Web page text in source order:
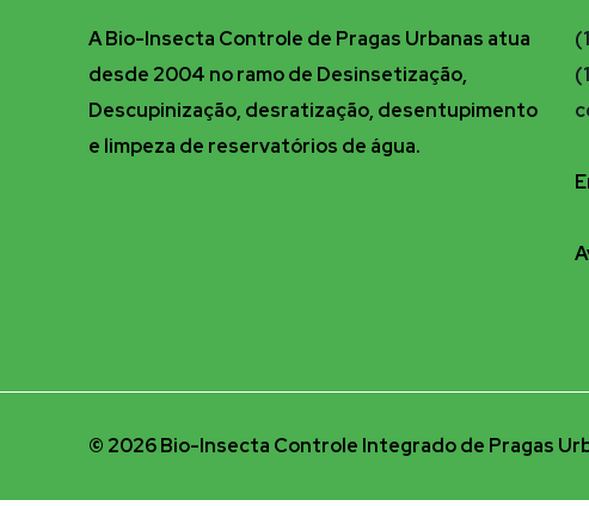
A Bio-Insecta Controle de Pragas Urbanas atua
desde 2004 no ramo de Desinsetização,
Descupinização, desratização, desentupimento
e limpeza de reservatórios de água.
© 2026 Bio-Insecta Controle Integrado de Pragas